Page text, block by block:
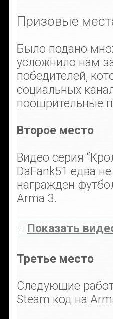
Призовые
Было подано
усложнило нам
победителей,
социальных
поощрительные
Второе место
Видео серия
DaFank51 едва
награжден
Arma 3.
Показать
Третье место
Следующие
Steam код на